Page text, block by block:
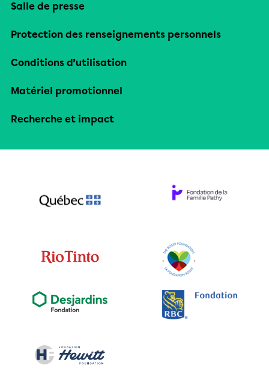
Salle de presse
Protection des renseignements personnels
Conditions d’utilisation
Matériel promotionnel
Recherche et impact